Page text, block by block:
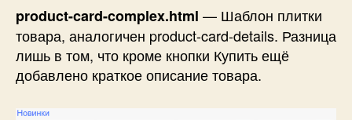
product-card-complex.html — Шаблон плитки
товара, аналогичен product-card-details. Разница
лишь в том, что кроме кнопки Купить ещё
добавлено краткое описание товара.